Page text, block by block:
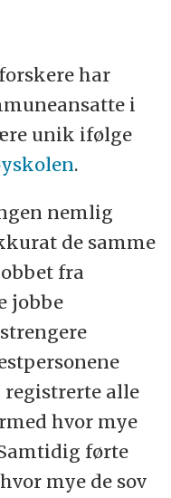
har
i
unik ifølge
.
nemlig
de samme
fra
jobbe
alle
hvor mye
førte
mye de sov